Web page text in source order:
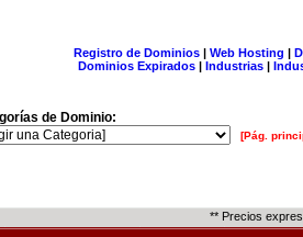
Registro de Dominios| Web Hosting |
Dominios Expirados | Industrias |
de Dominio:
[Pág.
** Precios